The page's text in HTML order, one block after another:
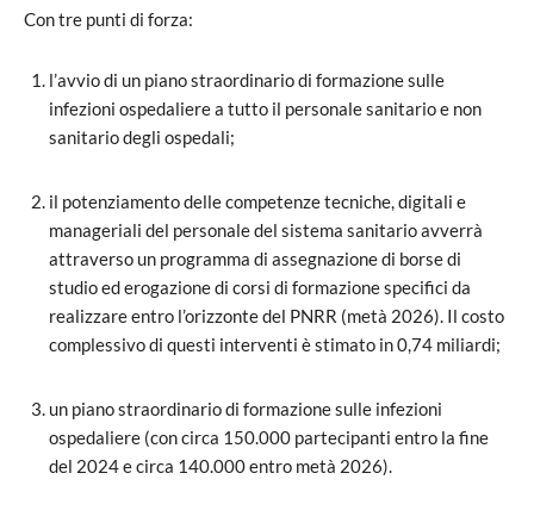
Con tre punti di forza:
l’avvio di un piano straordinario di formazione sulle
infezioni ospedaliere a tutto il personale sanitario e non
sanitario degli ospedali;
il potenziamento delle competenze tecniche, digitali e
manageriali del personale del sistema sanitario avverrà
attraverso un programma di assegnazione di borse di
studio ed erogazione di corsi di formazione specifici da
realizzare entro l’orizzonte del PNRR (metà 2026). Il costo
complessivo di questi interventi è stimato in 0,74 miliardi;
un piano straordinario di formazione sulle infezioni
ospedaliere (con circa 150.000 partecipanti entro la fine
del 2024 e circa 140.000 entro metà 2026).